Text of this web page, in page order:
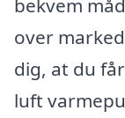
bekvem
over
dig, at du
luft